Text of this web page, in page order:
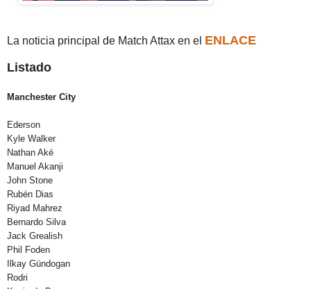
La noticia principal de Match Attax en el ENLACE
Listado
Manchester City
Ederson
Kyle Walker
Nathan Aké
Manuel Akanji
John Stone
Rubén Dias
Riyad Mahrez
Bernardo Silva
Jack Grealish
Phil Foden
Ilkay Gündogan
Rodri